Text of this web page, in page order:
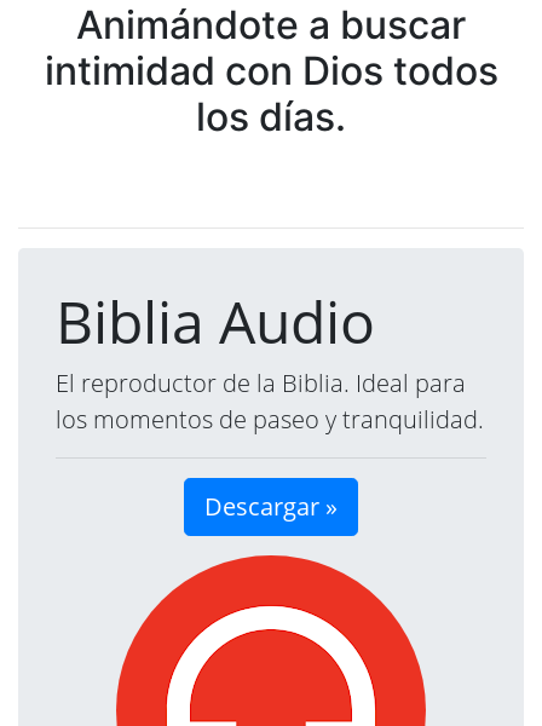
Animándote a buscar
intimidad con Dios todos
los días.
Biblia Audio
El reproductor de la Biblia. Ideal para
los momentos de paseo y tranquilidad.
Descargar »